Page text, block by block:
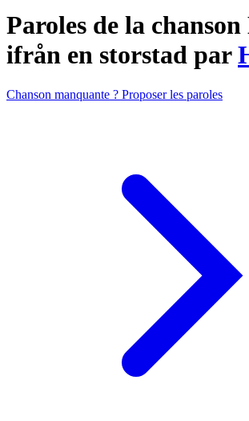
Paroles de la
ifrån en storstad par
Chanson manquante ? Proposer les paroles